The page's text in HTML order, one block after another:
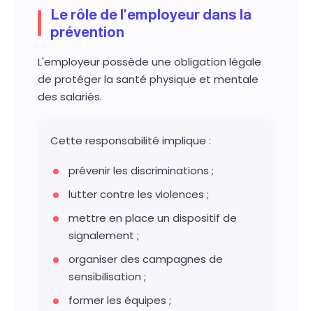
Le rôle de l'employeur dans la
prévention
L'employeur possède une obligation légale
de protéger la santé physique et mentale
des salariés.
Cette responsabilité implique :
prévenir les discriminations ;
lutter contre les violences ;
mettre en place un dispositif de
signalement ;
organiser des campagnes de
sensibilisation ;
former les équipes ;